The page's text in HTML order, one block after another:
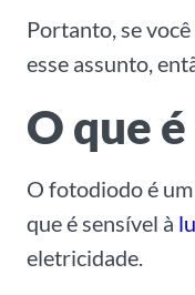
Portanto, se
esse assunto,
O que
O fotodiodo é um
que é sensível à
eletricidade.